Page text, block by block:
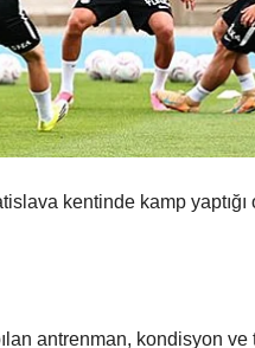
kentinde kamp yaptığı
antrenman, kondisyon ve